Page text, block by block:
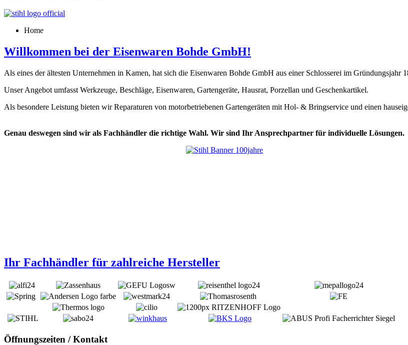
Home
Willkommen bei der Eisenwaren Bohde GmbH!
Als eines der ältesten Unternehmen in Kamen, hat sich die Eisenwaren Bohde GmbH aus einer Schlosserei im Gründungsjahr
Unser Angebot umfasst Werkzeuge, Beschläge, Eisenwaren, Gartengeräte, Hausrat, Porzellan und Geschenkartikel.
Als besondere Leistung bieten wir Reparaturen von motorbetriebenen Gartengeräten mit Hol- & Bringservice und einen
Genau deswegen sind wir als Fachhändler die richtige Wahl. Wir sind Ihr Ansprechpartner für individuelle Lösungen.
Ihr Fachhändler für zahlreiche Hersteller
Öffnungszeiten / Kontakt